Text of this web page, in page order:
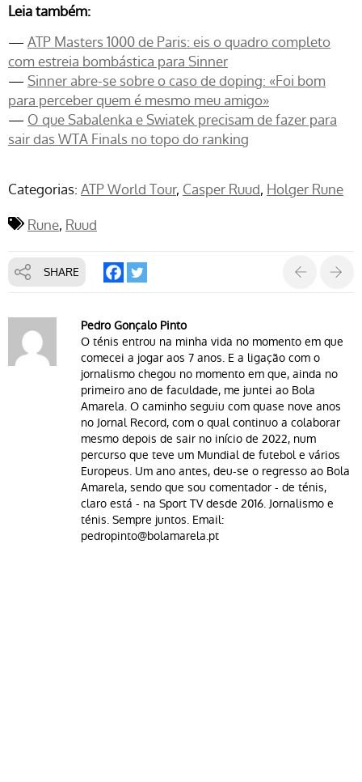
Leia também:
— ATP Masters 1000 de Paris: eis o quadro completo
com estreia bombástica para Sinner
— Sinner abre-se sobre o caso de doping: «Foi bom
para perceber quem é mesmo meu amigo»
— O que Sabalenka e Swiatek precisam de fazer para
sair das WTA Finals no topo do ranking
Categorias: ATP World Tour Casper Ruud Holger Rune
Rune Ruud
SHARE
Pedro Gonçalo Pinto
O ténis entrou na minha vida no momento em que
comecei a jogar aos 7 anos. E a ligação com o
jornalismo chegou no momento em que, ainda no
primeiro ano de faculdade, me juntei ao Bola
Amarela. O caminho seguiu com quase nove anos
no Jornal Record, com o qual continuo a colaborar
mesmo depois de sair no início de 2022, num
percurso que teve um Mundial de futebol e vários
Europeus. Um ano antes, deu-se o regresso ao Bola
Amarela, sendo que sou comentador - de ténis,
claro está - na Sport TV desde 2016. Jornalismo e
ténis. Sempre juntos. Email:
pedropinto@bolamarela.pt